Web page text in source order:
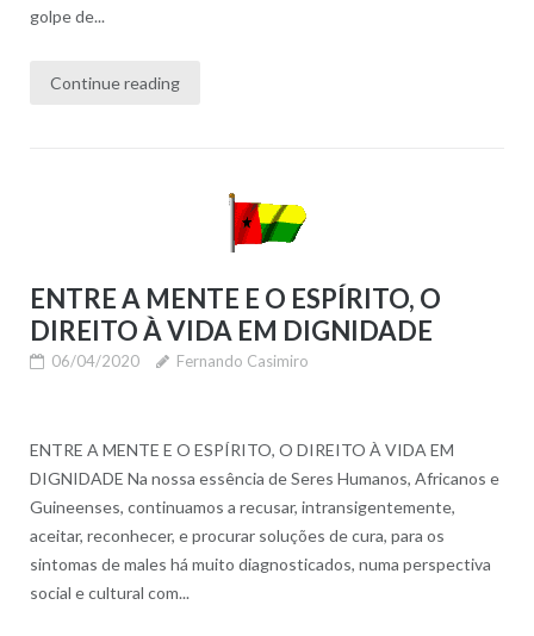
golpe de...
Continue reading
ENTRE A MENTE E O ESPÍRITO, O
DIREITO À VIDA EM DIGNIDADE
06/04/2020 Fernando Casimiro
ENTRE A MENTE E O ESPÍRITO, O DIREITO À VIDA EM
DIGNIDADE Na nossa essência de Seres Humanos, Africanos e
Guineenses, continuamos a recusar, intransigentemente,
aceitar, reconhecer, e procurar soluções de cura, para os
sintomas de males há muito diagnosticados, numa perspectiva
social e cultural com...